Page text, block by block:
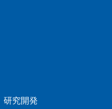
研究開発